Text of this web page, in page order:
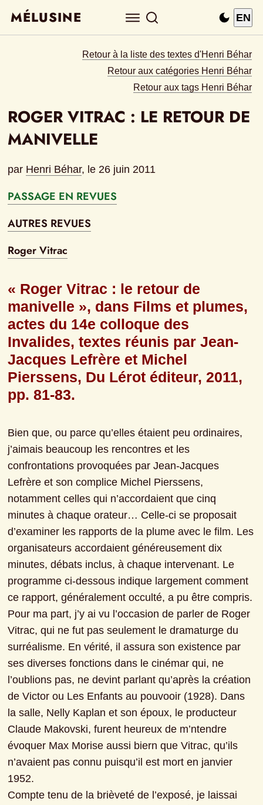
MÉLUSINE EN
Retour à la liste des textes d'Henri Béhar
Retour aux catégories Henri Béhar
Retour aux tags Henri Béhar
ROGER VITRAC : LE RETOUR DE
MANIVELLE
par Henri Béhar, le 26 juin 2011
PASSAGE EN REVUES
AUTRES REVUES
Roger Vitrac
« Roger Vitrac : le retour de
manivelle », dans Films et plumes,
actes du 14e colloque des
Invalides, textes réunis par Jean-
Jacques Lefrère et Michel
Pierssens, Du Lérot éditeur, 2011,
pp. 81-83.
Bien que, ou parce qu’elles étaient peu ordinaires,
j’aimais beaucoup les rencontres et les
confrontations provoquées par Jean-Jacques
Lefrère et son complice Michel Pierssens,
notamment celles qui n’accordaient que cinq
minutes à chaque orateur… Celle-ci se proposait
d’examiner les rapports de la plume avec le film. Les
organisateurs accordaient généreusement dix
minutes, débats inclus, à chaque intervenant. Le
programme ci-dessous indique largement comment
ce rapport, généralement occulté, a pu être compris.
Pour ma part, j’y ai vu l’occasion de parler de Roger
Vitrac, qui ne fut pas seulement le dramaturge du
surréalisme. En vérité, il assura son existence par
ses diverses fonctions dans le cinémar qui, ne
l’oublions pas, ne devint parlant qu’après la création
de Victor ou Les Enfants au pouvooir (1928). Dans
la salle, Nelly Kaplan et son époux, le producteur
Claude Makovski, furent heureux de m’ntendre
évoquer Max Morise aussi biern que Vitrac, qu’ils
n’avaient pas connu puisqu’il est mort en janvier
1952.
Compte tenu de la brièveté de l’exposé, je laissai